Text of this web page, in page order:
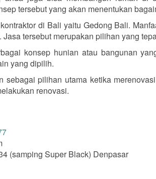
tersebut yang akan menentukan
di Bali yaitu Gedong Bali.
tersebut merupakan pilihan yang
konsep hunian atau bangunan
yang dipilih.
sebagai pilihan utama ketika
renovasi.
(samping Super Black) Denpasar